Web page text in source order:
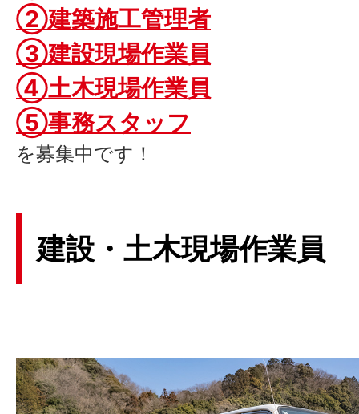
②建築施工管理者
③建設現場作業員
④土木現場作業員
⑤事務スタッフ
を募集中です！
建設 ・ 土木現場作業員